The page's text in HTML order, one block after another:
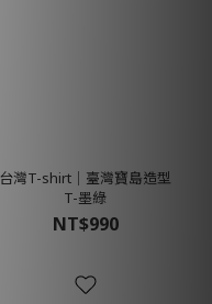
台灣T-shirt│臺灣寶島造型
T-墨綠
NT$990